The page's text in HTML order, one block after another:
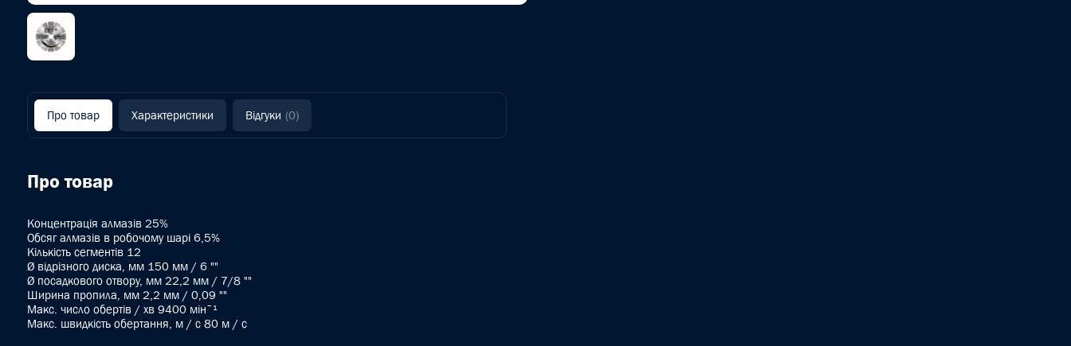
Про товар Характеристики Відгуки (0)
Про товар
Концентрація алмазів 25%
Обсяг алмазів в робочому шарі 6,5%
Кількість сегментів 12
Ø відрізного диска, мм 150 мм / 6 ""
Ø посадкового отвору, мм 22,2 мм / 7/8 ""
Ширина пропила, мм 2,2 мм / 0,09 ""
Макс. число обертів / хв 9400 мінˉ¹
Макс. швидкість обертання, м / с 80 м / с